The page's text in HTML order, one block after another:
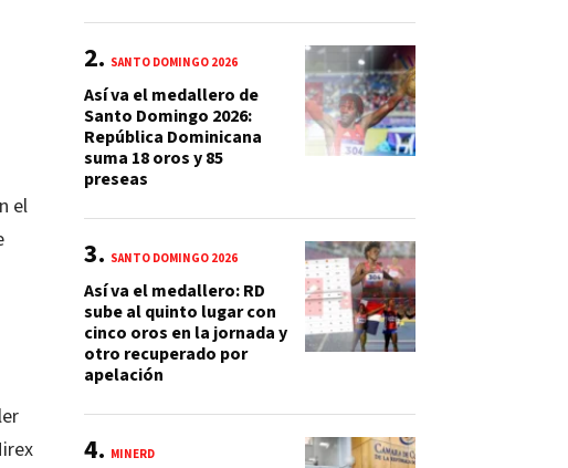
el
SANTO DOMINGO 2026
Así va el medallero de
Santo Domingo 2026:
República Dominicana
suma 18 oros y 85
preseas
SANTO DOMINGO 2026
Así va el medallero: RD
sube al quinto lugar con
cinco oros en la jornada y
otro recuperado por
apelación
MINERD